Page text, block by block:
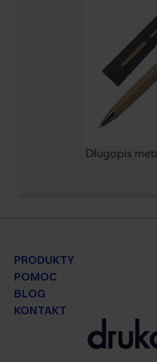
Długopis
PRODUKTY
POMOC
BLOG
KONTAKT